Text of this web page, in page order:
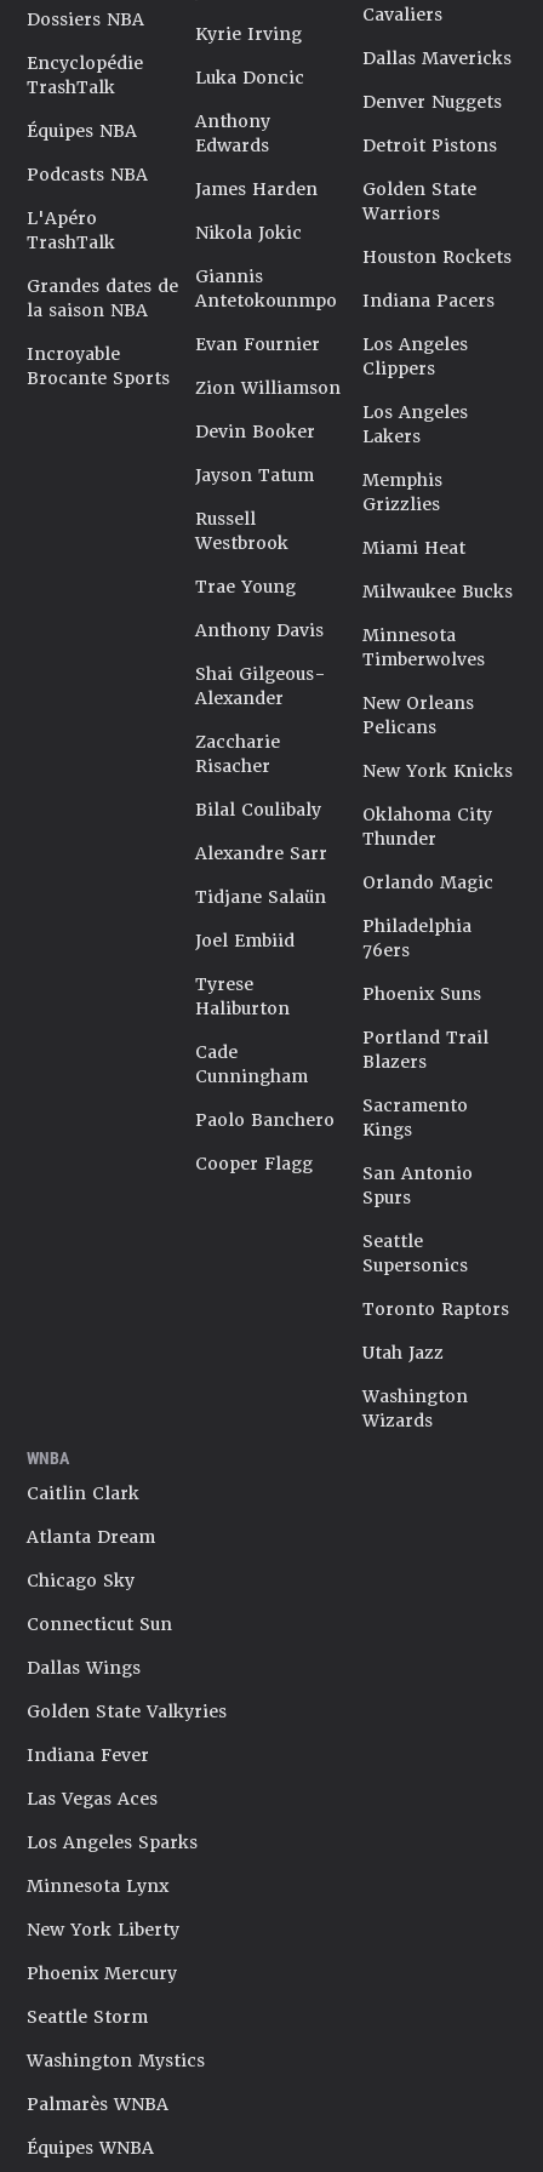
Dossiers NBA
Encyclopédie
TrashTalk
Équipes NBA
Podcasts NBA
L'Apéro
TrashTalk
Grandes dates de
la saison NBA
Incroyable
Brocante Sports
Kyrie Irving
Luka Doncic
Anthony
Edwards
James Harden
Nikola Jokic
Giannis
Antetokounmpo
Evan Fournier
Zion Williamson
Devin Booker
Jayson Tatum
Russell
Westbrook
Trae Young
Anthony Davis
Shai Gilgeous-
Alexander
Zaccharie
Risacher
Bilal Coulibaly
Alexandre Sarr
Tidjane Salaün
Joel Embiid
Tyrese
Haliburton
Cade
Cunningham
Paolo Banchero
Cooper Flagg
Cavaliers
Dallas Mavericks
Denver Nuggets
Detroit Pistons
Golden State
Warriors
Houston Rockets
Indiana Pacers
Los Angeles
Clippers
Los Angeles
Lakers
Memphis
Grizzlies
Miami Heat
Milwaukee Bucks
Minnesota
Timberwolves
New Orleans
Pelicans
New York Knicks
Oklahoma City
Thunder
Orlando Magic
Philadelphia
76ers
Phoenix Suns
Portland Trail
Blazers
Sacramento
Kings
San Antonio
Spurs
Seattle
Supersonics
Toronto Raptors
Utah Jazz
Washington
Wizards
WNBA
Caitlin Clark
Atlanta Dream
Chicago Sky
Connecticut Sun
Dallas Wings
Golden State Valkyries
Indiana Fever
Las Vegas Aces
Los Angeles Sparks
Minnesota Lynx
New York Liberty
Phoenix Mercury
Seattle Storm
Washington Mystics
Palmarès WNBA
Équipes WNBA